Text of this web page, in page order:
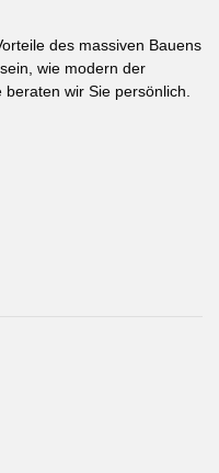
des massiven Bauens
wie modern der
wir Sie persönlich.